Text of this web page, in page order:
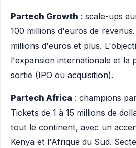
Partech Growth : scale-ups
100 millions d'euros de
millions d'euros et plus.
l'expansion internationale et la
sortie (IPO ou acquisition).
Partech Africa : champions
Tickets de 1 à 15 millions de
tout le continent, avec un
Kenya et l'Afrique du Sud.